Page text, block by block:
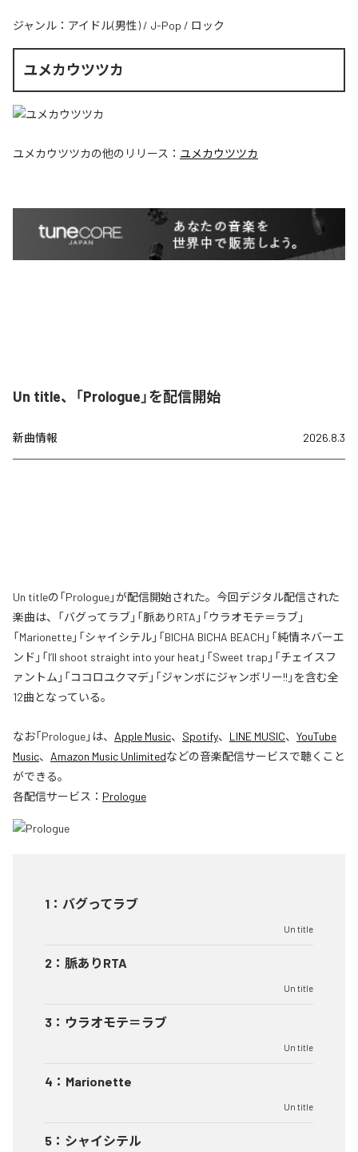
ジャンル： アイドル(男性) / J-Pop / ロック
ユメカウツツカ
ユメカウツツカの他のリリース： ユメカウツツカ
Un title、「Prologue」を配信開始
新曲情報 2026.8.3
Un titleの「Prologue」が配信開始された。今回デジタル配信された
楽曲は、「バグってラブ」「脈ありRTA」「ウラオモテ＝ラブ」
「Marionette」「シャイシテル」「BICHA BICHA BEACH」「純情ネバーエ
ンド」「I’ll shoot straight into your heat」「Sweet trap」「チェイスフ
ァントム」「ココロユクマデ」「ジャンボにジャンボリー!!」を含む全
12曲となっている。
なお「Prologue」は、 Apple Music、 Spotify、 LINE MUSIC、 YouTube
Music、 Amazon Music Unlimitedなどの音楽配信サービスで聴くこと
ができる。
各配信サービス： Prologue
1 ： バグってラブ
Un title
2 ： 脈ありRTA
Un title
3 ： ウラオモテ＝ラブ
Un title
4 ： Marionette
Un title
5 ： シャイシテル